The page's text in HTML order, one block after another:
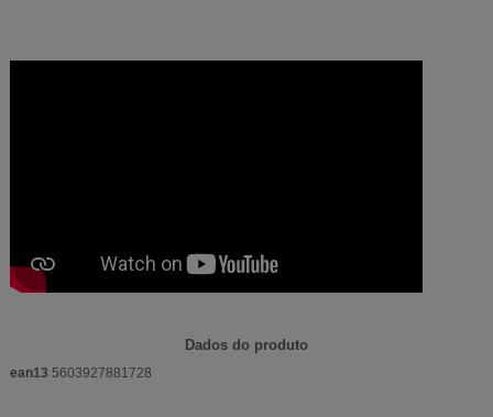
Dados do produto
ean13 5603927881728